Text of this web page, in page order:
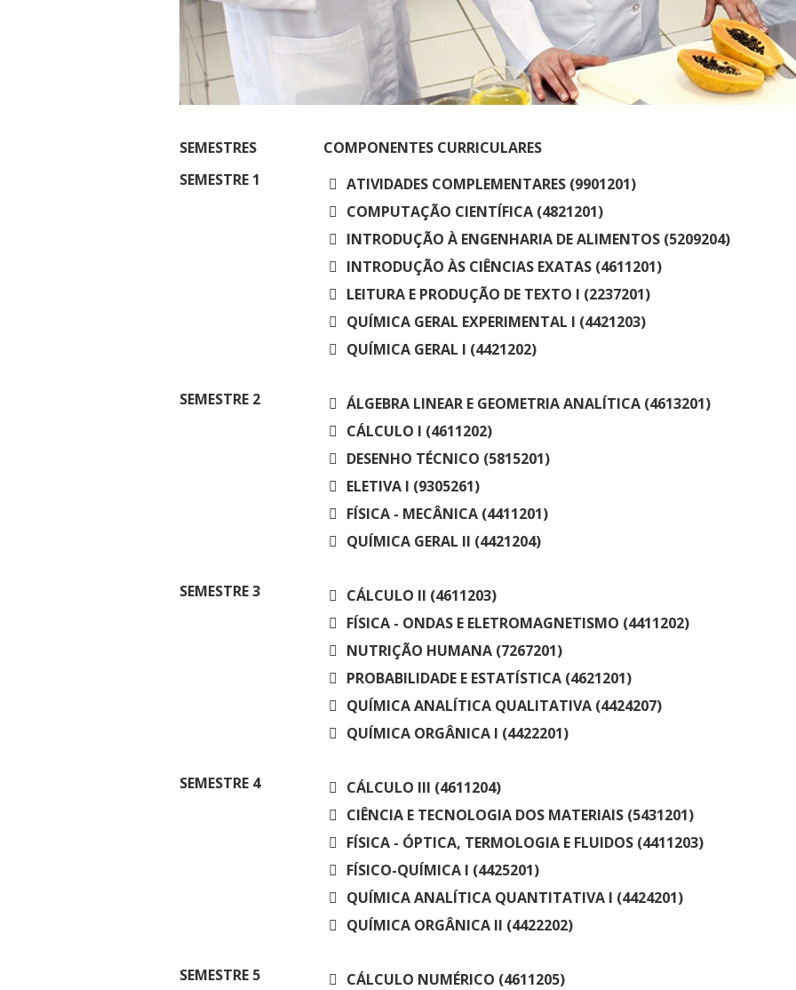
Residências Médicas
Trabalhe Conosco
Orquestra Gustavo Adolfo
Univates
SEMESTRES
COMPONENTES CURRICULARES
SEMESTRE 1
ATIVIDADES COMPLEMENTARES (9901201)
COMPUTAÇÃO CIENTÍFICA (4821201)
INTRODUÇÃO À ENGENHARIA DE ALIMENTOS (5209204)
INTRODUÇÃO ÀS CIÊNCIAS EXATAS (4611201)
LEITURA E PRODUÇÃO DE TEXTO I (2237201)
QUÍMICA GERAL EXPERIMENTAL I (4421203)
QUÍMICA GERAL I (4421202)
SEMESTRE 2
ÁLGEBRA LINEAR E GEOMETRIA ANALÍTICA (4613201)
CÁLCULO I (4611202)
DESENHO TÉCNICO (5815201)
ELETIVA I (9305261)
FÍSICA - MECÂNICA (4411201)
QUÍMICA GERAL II (4421204)
SEMESTRE3
CÁLCULO II (4611203)
FÍSICA - ONDAS E ELETROMAGNETISMO (4411202)
NUTRIÇÃO HUMANA (7267201)
PROBABILIDADE E ESTATÍSTICA (4621201)
QUÍMICA ANALÍTICA QUALITATIVA (4424207)
QUÍMICA ORGÂNICA I (4422201)
SEMESTRE 4
CÁLCULO III (4611204)
CIÊNCIA E TECNOLOGIA DOS MATERIAIS (5431201)
FÍSICA - ÓPTICA, TERMOLOGIA E FLUIDOS (4411203)
FÍSICO-QUÍMICA I (4425201)
QUÍMICA ANALÍTICA QUANTITATIVA I (4424201)
QUÍMICA ORGÂNICA II (4422202)
SEMESTRE 5
CÁLCULO NUMÉRICO (4611205)